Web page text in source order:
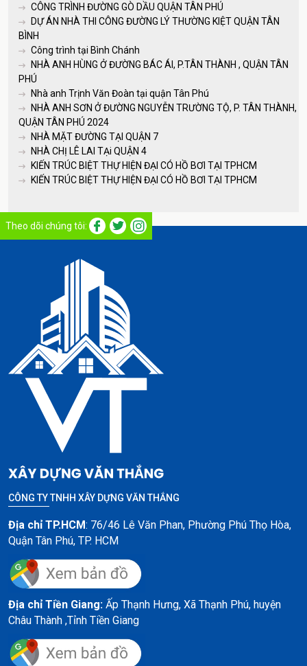
CÔNG TRÌNH ĐƯỜNG GÒ DẦU QUẬN TÂN PHÚ
DỰ ÁN NHÀ THI CÔNG ĐƯỜNG LÝ THƯỜNG KIỆT QUẬN TÂN
BÌNH
Công trình tại Bình Chánh
NHÀ ANH HÙNG Ở ĐƯỜNG BÁC ÁI, P.TÂN THÀNH , QUẬN TÂN
PHÚ
Nhà anh Trịnh Văn Đoàn tại quận Tân Phú
NHÀ ANH SƠN Ở ĐƯỜNG NGUYỄN TRƯỜNG TỘ, P. TÂN THÀNH,
QUẬN TÂN PHÚ 2024
NHÀ MẶT ĐƯỜNG TẠI QUẬN 7
NHÀ CHỊ LÊ LAI TẠi QUẬN 4
KIẾN TRÚC BIỆT THỰ HIỆN ĐẠI CÓ HỒ BƠI TẠI TPHCM
KIẾN TRÚC BIỆT THỰ HIỆN ĐẠI CÓ HỒ BƠI TẠI TPHCM
CÔNG TY TNHH XÂY DỰNG VĂN THẮNG
Địa chỉ TP.HCM: 76/46 Lê Văn Phan, Phường Phú Thọ Hòa,
Quận Tân Phú, TP. HCM
Địa chỉ Tiền Giang: Ấp Thạnh Hưng, Xã Thạnh Phú, huyện
Châu Thành ,Tỉnh Tiền Giang
Theo dõi chúng tôi: